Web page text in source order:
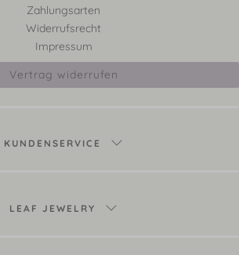
Zahlungsarten
Widerrufsrecht
Impressum
Vertrag widerrufen
KUNDENSERVICE
LEAF JEWELRY